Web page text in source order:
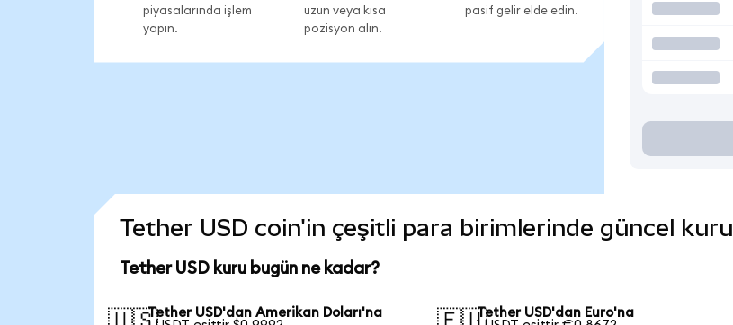
piyasalarında işlem
yapın.
uzun veya kısa
pozisyon alın.
pasif gelir elde edin.
Tether USD coin'in çeşitli para birimlerinde güncel kuru
Tether USD kuru bugün ne kadar?
Tether USD'dan Amerikan Doları'na
Tether USD'dan Euro'na